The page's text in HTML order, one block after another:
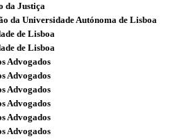
da Justiça
da Universidade Autónoma de Lisboa
de Lisboa
de Lisboa
Advogados
Advogados
Advogados
Advogados
Advogados
Advogados